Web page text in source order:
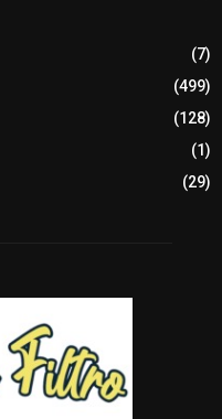
(7)
(499)
(128)
(1)
(29)